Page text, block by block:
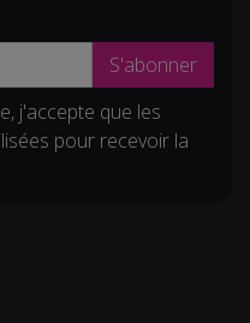
S'abonner
j'accepte que les
pour recevoir la